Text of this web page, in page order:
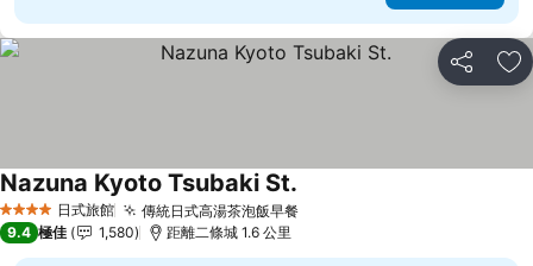
分享 放
4 星級 日式旅館 傳統日式高湯茶泡飯早餐查看價格
Nazuna Kyoto Tsubaki St.
9.4 極佳 1,580 距離二條城 1.6 公里